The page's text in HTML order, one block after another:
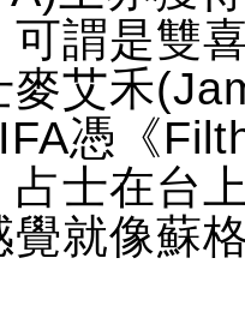
謂是雙
麥艾禾
憑《
士在台
就像蘇